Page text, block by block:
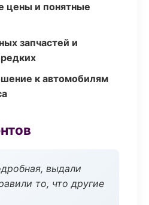
цены и понятные
запчастей и
к автомобилям
выдали
то, что другие